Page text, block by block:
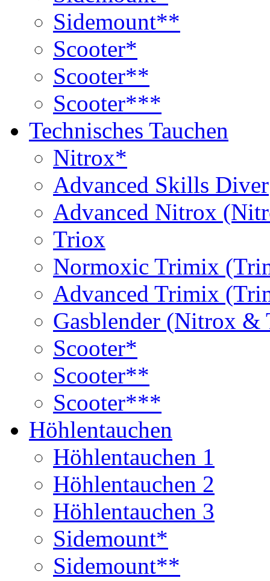
Sidemount**
Scooter*
Scooter**
Scooter***
Technisches Tauchen
Nitrox*
Advanced Skills Diver
Advanced Nitrox
Triox
Normoxic Trimix
Advanced Trimix
Gasblender (Nitrox
Scooter*
Scooter**
Scooter***
Höhlentauchen
Höhlentauchen 1
Höhlentauchen 2
Höhlentauchen 3
Sidemount*
Sidemount**